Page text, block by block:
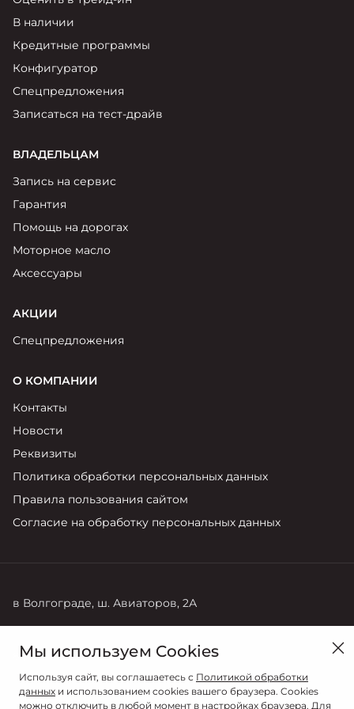
В наличии
Кредитные программы
Конфигуратор
Спецпредложения
Записаться на тест-драйв
ВЛАДЕЛЬЦАМ
Запись на сервис
Гарантия
Помощь на дорогах
Моторное масло
Аксессуары
АКЦИИ
Спецпредложения
О КОМПАНИИ
Контакты
Новости
Реквизиты
Политика обработки персональных данных
Правила пользования сайтом
Согласие на обработку персональных данных
в Волгограде, ш. Авиаторов, 2А
8 (8442) 72-27-22
Мы используем Cookies
Используя сайт, вы соглашаетесь с Политикой обработки
данных и использованием cookies вашего браузера. Cookies
можно отключить в любой момент в настройках браузера. Для